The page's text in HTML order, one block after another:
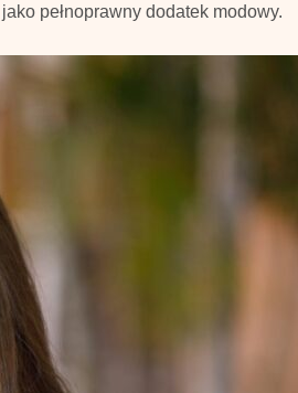
pełnoprawny dodatek modowy.